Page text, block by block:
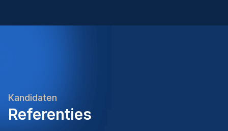
Kandidaten
Referenties